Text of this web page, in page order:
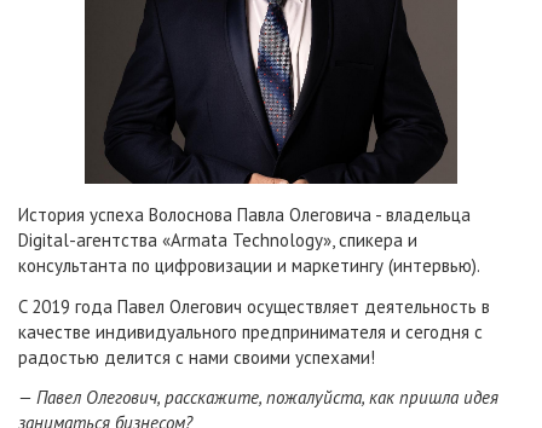
История успеха Волоснова Павла Олеговича - владельца
Digital-агентства «Armata Technology», спикера и
консультанта по цифровизации и маркетингу (интервью).
C 2019 года Павел Олегович осуществляет деятельность в
качестве индивидуального предпринимателя и сегодня с
радостью делится с нами своими успехами!
— Павел Олегович, расскажите, пожалуйста, как пришла идея
заниматься бизнесом?